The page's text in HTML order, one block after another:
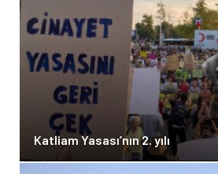
Katliam Yasası’nın 2. yılı